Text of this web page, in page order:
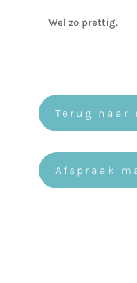
Wel zo prettig.
Terug naar
Afspraak